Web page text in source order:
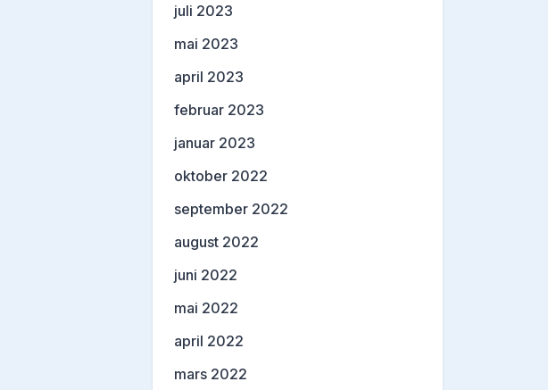
juli 2023
mai 2023
april 2023
februar 2023
januar 2023
oktober 2022
september 2022
august 2022
juni 2022
mai 2022
april 2022
mars 2022